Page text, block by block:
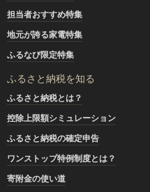
担当者おすすめ特集
地元が誇る家電特集
ふるなび限定特集
ふるさと納税を知る
ふるさと納税とは？
控除上限額シミュレーション
ふるさと納税の確定申告
ワンストップ特例制度とは？
寄附金の使い道